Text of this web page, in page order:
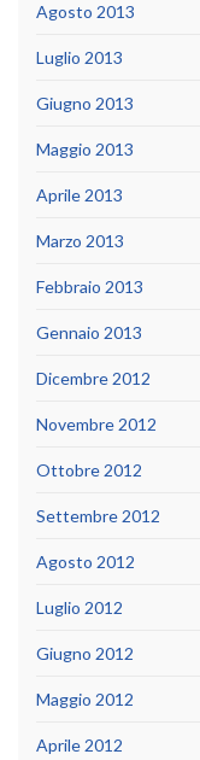
Agosto 2013
Luglio 2013
Giugno 2013
Maggio 2013
Aprile 2013
Marzo 2013
Febbraio 2013
Gennaio 2013
Dicembre 2012
Novembre 2012
Ottobre 2012
Settembre 2012
Agosto 2012
Luglio 2012
Giugno 2012
Maggio 2012
Aprile 2012